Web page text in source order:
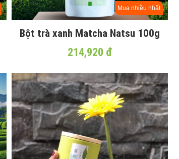
Mua nhiều nhất
Bột trà xanh Matcha Natsu 100g
214,920 đ